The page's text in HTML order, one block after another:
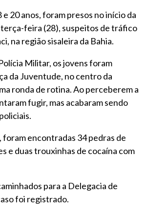
e 20 anos, foram presos no início da
feira (28), suspeitos de tráfico
na região sisaleira da Bahia.
Militar, os jovens foram
da Juventude, no centro da
ronda de rotina. Ao perceberem a
fugir, mas acabaram sendo
encontradas 34 pedras de
e duas trouxinhas de cocaína com
para a Delegacia de
foi registrado.